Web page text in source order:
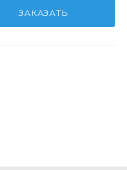
ЗАКАЗАТЬ